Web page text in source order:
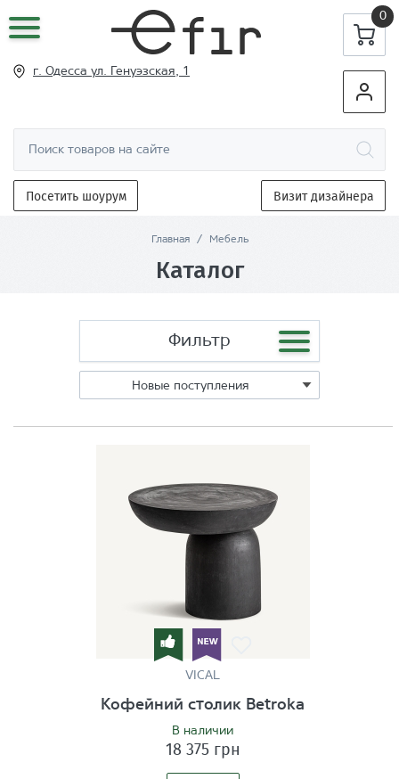
0
г. Одесса ул. Генуэзская, 1
Посетить шоурум Визит дизайнера
Главная / Мебель
Каталог
Фильтр
VICAL
Кофейний столик Betroka
В наличии
18 375 грн